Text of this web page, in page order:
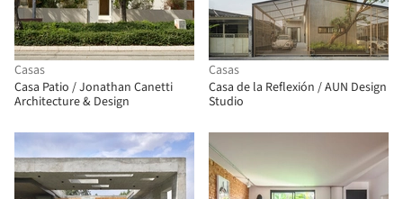
Casas
Casa Patio / Jonathan Canetti
Architecture & Design
Casas
Casa de la Reflexión / AUN Design
Studio